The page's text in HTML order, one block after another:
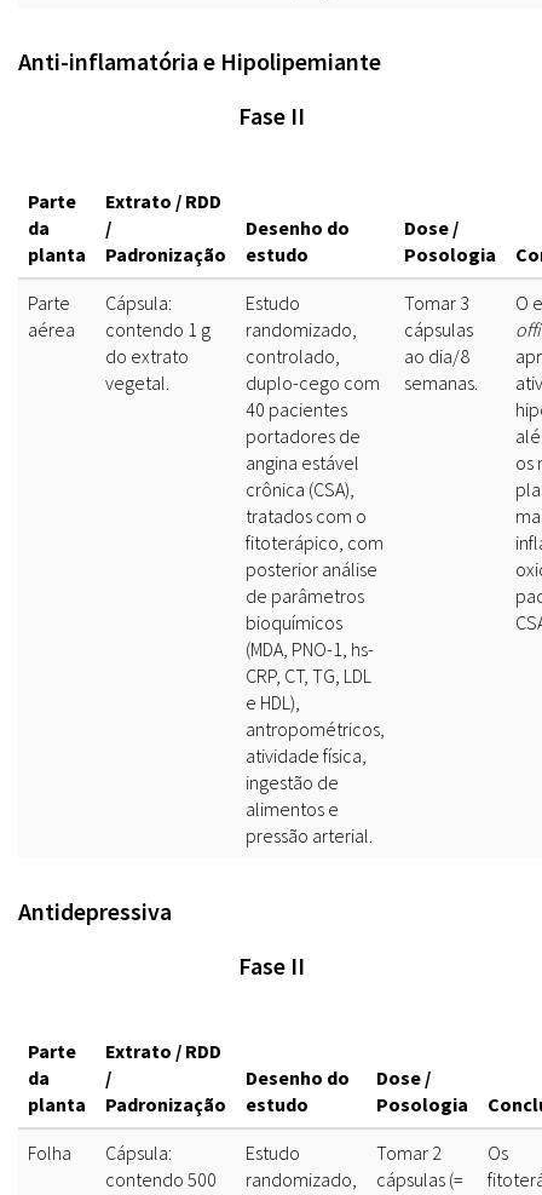
Anti-inflamatória e Hipolipemiante
Fase II
Parte
da
planta
Extrato / RDD
/
Padronização
Desenho do
estudo
Dose /
Posologia
Parte
aérea
Cápsula:
contendo 1 g
do extrato
vegetal.
Estudo
randomizado,
controlado,
duplo-cego com
40 pacientes
portadores de
angina estável
crônica (CSA),
tratados com o
fitoterápico, com
posterior análise
de parâmetros
bioquímicos
(MDA, PNO-1, hs-
CRP, CT, TG, LDL
e HDL),
antropométricos,
atividade física,
ingestão de
alimentos e
pressão arterial.
Tomar 3
cápsulas
ao dia/8
semanas.
O
os
Antidepressiva
Fase II
Parte
da
planta
Extrato / RDD
/
Padronização
Desenho do
estudo
Dose /
Posologia
Folha
Cápsula:
contendo 500
Estudo
randomizado,
Tomar 2
cápsulas (=
Os